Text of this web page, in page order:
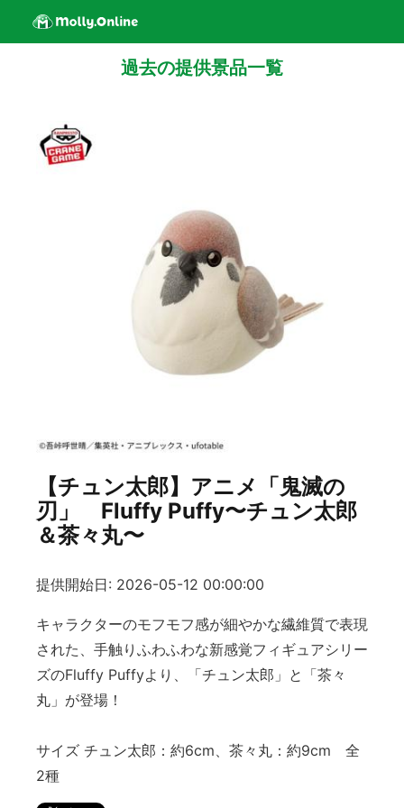
過去の提供景品一覧
【チュン太郎】アニメ「鬼滅の
刃」 Fluffy Puffy〜チュン太郎
＆茶々丸〜
提供開始日: 2026-05-12 00:00:00
キャラクターのモフモフ感が細やかな繊維質で表現
された、手触りふわふわな新感覚フィギュアシリー
ズのFluffy Puffyより、「チュン太郎」と「茶々
丸」が登場！
サイズ チュン太郎：約6cm、茶々丸：約9cm 全
2種